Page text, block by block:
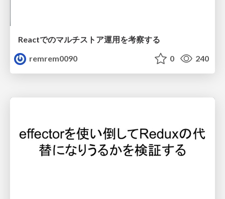
Reactでのマルチストア運用を考察する
remrem0090
0 240